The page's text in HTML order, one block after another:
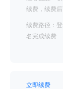
续费，续费
续费路径：
名完成续费
立即续费